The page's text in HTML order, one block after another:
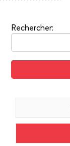
Rechercher: